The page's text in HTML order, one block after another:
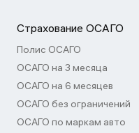
Страхование ОСАГО
Полис ОСАГО
ОСАГО на 3 месяца
ОСАГО на 6 месяцев
ОСАГО без ограничений
ОСАГО по маркам авто